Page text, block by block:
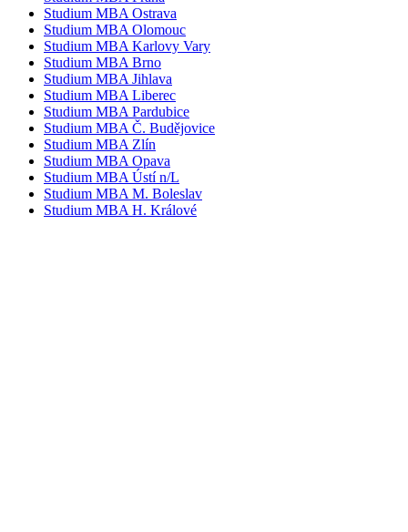
Studium MBA Ostrava
Studium MBA Olomouc
Studium MBA Karlovy Vary
Studium MBA Brno
Studium MBA Jihlava
Studium MBA Liberec
Studium MBA Pardubice
Studium MBA Č. Budějovice
Studium MBA Zlín
Studium MBA Opava
Studium MBA Ústí n/L
Studium MBA M. Boleslav
Studium MBA H. Králové